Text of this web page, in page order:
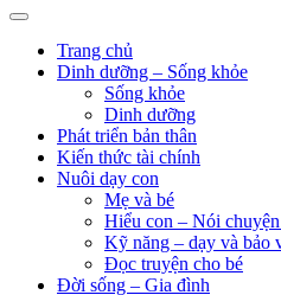
Trang chủ
Dinh dưỡng – Sống khỏe
Sống khỏe
Dinh dưỡng
Phát triển bản thân
Kiến thức tài chính
Nuôi dạy con
Mẹ và bé
Hiểu con – Nói
Kỹ năng – dạy và bảo
Đọc truyện cho bé
Đời sống – Gia đình